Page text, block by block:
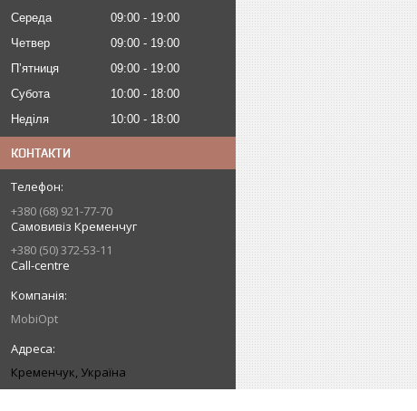
Середа
09:00
19:00
Четвер
09:00
19:00
Пʼятниця
09:00
19:00
Субота
10:00
18:00
Неділя
10:00 18:00
КОНТАКТИ
+380 (68) 921-77-70
Самовивіз Кременчуг
+380 (50) 372-53-11
Call-centre
MobiOpt
Кременчук, Україна